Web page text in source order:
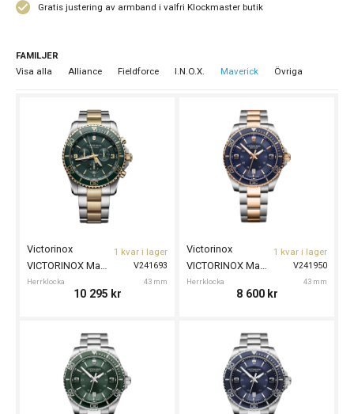
rådgivning ochkostnadsfri justering av armbandet, och självklart ingår
månaders allriskförsäkring
Gratis justering av armband i valfri Klockmaster butik
FAMILJER
Visa alla
Alliance Fieldforce I.N.O.X. Maverick Övriga
V241693
Victorinox
Herrklocka 43 mm
1 kvar i lager
10 295 kr
V241950
Victorinox
Herrklocka 43 mm
1 kvar i lager
8 600 kr